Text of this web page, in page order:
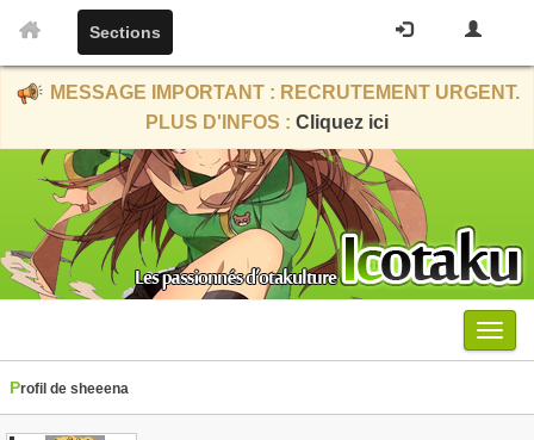
Sections
MESSAGE IMPORTANT : RECRUTEMENT URGENT.
PLUS D'INFOS : Cliquez ici
Menu
Profil de sheeena